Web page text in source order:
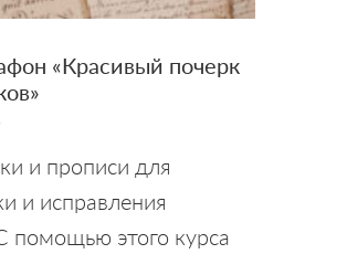
«Красивый почерк
и прописи для
и исправления
помощью этого курса